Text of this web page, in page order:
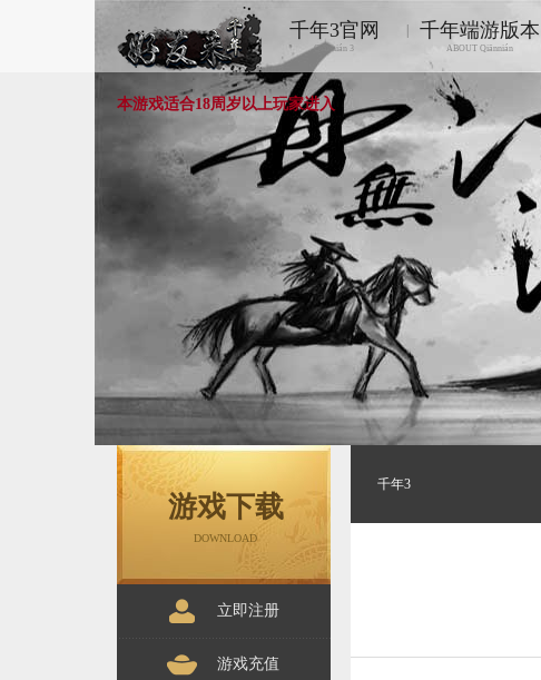
千年3官网
Qiānnián 3
千年端游版本
ABOUT Qiānnián
本游戏适合18周岁以上玩家进入
游戏下载
DOWNLOAD
立即注册
游戏充值
千年3